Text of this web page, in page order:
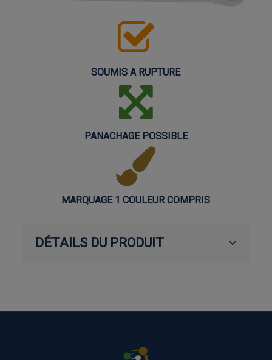
SOUMIS A RUPTURE
PANACHAGE POSSIBLE
MARQUAGE 1 COULEUR COMPRIS
DÉTAILS DU PRODUIT